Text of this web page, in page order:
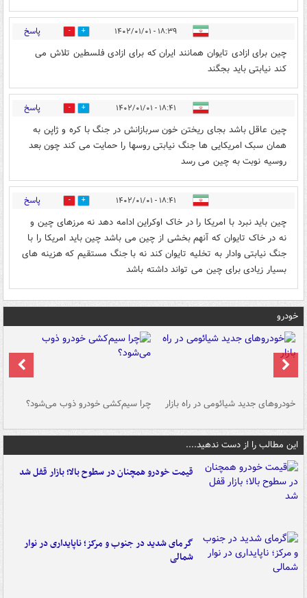
۱۸:۳۹ - ۱۴۰۲/۰۱/۰۱ 1 پاسخ
چین برای ازادی تایوان همانند ایران که برای ازادی فلسطین تلاش می
کند نیابتی باید بجگند
۱۸:۴۱ - ۱۴۰۲/۰۱/۰۱ 1 پاسخ
چین عاقل باشد بجای ریختن خون سربازانش در جنگ با کره و ژاپن به
همان سبک امریکایی ها جنگ نیابتی روسها را حمایت می کند چون بعد
روسیه نوبت به چین می رسد
۱۸:۴۱ - ۱۴۰۲/۰۱/۰۱ 1 پاسخ
چین باید نبرد با امریکا را در خاک اوکراین ادامه دهد نه مرزهای چین و
نه در خاک تایوان که آنهم بخشی از چین می باشد چین باید امریکا را با
جنگ نیابتی وادار به تخلیه تایوان کند نه با جنگ مستقیم که هزینه های
بسیار زیادی برای چین می تواند داشته باشد
خودرو
خودروهای جدید شیائومی در راه بازار چرا سیم‌کشی خودرو ذوب می‌شود؟
این مطالب را از دست ندهید....
قیمت خودرو همچنان در سطوح بالا؛ بازار قفل شد
گرمای شدید در جنوب و مرکز؛ ناپایداری در نوار
شمالی